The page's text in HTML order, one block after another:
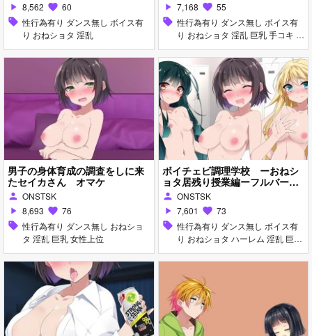
play_arrow 8,562 favorite 60
sell 性行為有り ダンス無し ボイス有
り おねショタ 淫乱
play_arrow 7,168 favorite 55
sell 性行為有り ダンス無し ボイス有
り おねショタ 淫乱 巨乳 手コキ 女
性上位
男子の身体育成の調査をしに来
たセイカさん オマケ
person ONSTSK
play_arrow 8,693 favorite 76
sell 性行為有り ダンス無し おねショ
タ 淫乱 巨乳 女性上位
ボイチェビ調理学校 ーおねシ
ョタ居残り授業編ーフルバージ
ョン
person ONSTSK
play_arrow 7,601 favorite 73
sell 性行為有り ダンス無し ボイス有
り おねショタ ハーレム 淫乱 巨乳
フェラ 女性上位 乱交